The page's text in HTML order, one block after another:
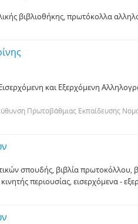
βιβλιοθήκης, πρωτόκολλα
και Εξερχόμενη
Πρωτοβάθμιας Εκπαίδευσης
σπουδής, βιβλία πρωτοκόλλου,
περιουσίας, εισερχόμενα -